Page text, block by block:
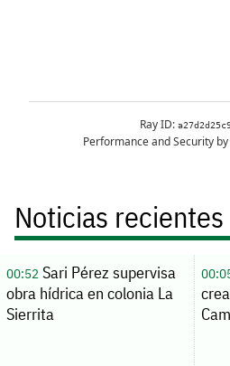
Noticias recientes
00:52Sari Pérez supervisa
obra hídrica en colonia La
Sierrita